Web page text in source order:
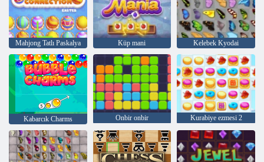
Mahjong Tatlı Paskalya Küp mani Kelebek Kyodai
Kabarcık Charms Onbir onbir Kurabiye ezmesi 2